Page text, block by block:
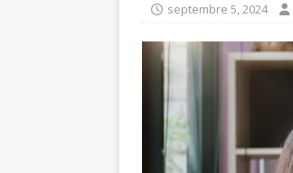
septembre 5, 2024